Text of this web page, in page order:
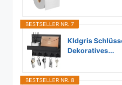
BESTSELLER NR. 7
Kldgris
Dekoratives...
BESTSELLER NR. 8